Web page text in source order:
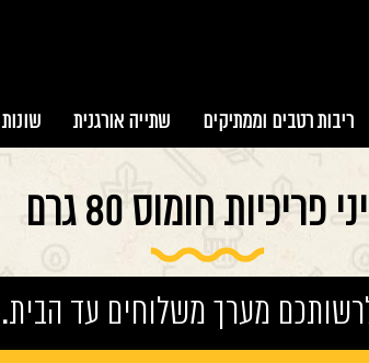
ריבות רטבים וממתיקים שתייה אורגנית שונות
פריכיות חומוס 80 גרם
מערך משלוחים עד הבית.